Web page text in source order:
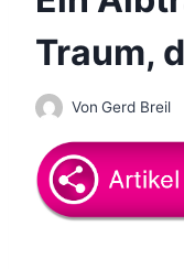
Traum,
Von Gerd Breil